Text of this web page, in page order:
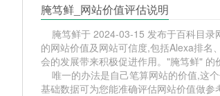
腌笃鲜_网站价值评估说明
腌笃鲜于 2024-03-15 发布于百科目录
的网站价值及网站可信度,包括Alexa排名
会的发展带来积极促进作用。"腌笃鲜" 的
唯一的办法是自己笔算网站的价值,这
基础数据可为您能准确评估网站价值做参